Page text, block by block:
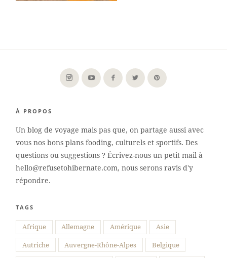
Suivre sur Instagram
À PROPOS
Un blog de voyage mais pas que, on partage aussi avec
vous nos bons plans fooding, culturels et sportifs. Des
questions ou suggestions ? Écrivez-nous un petit mail à
hello@refusetohibernate.com, nous serons ravis d'y
répondre.
TAGS
Afrique Allemagne Amérique Asie
Autriche Auvergne-Rhône-Alpes Belgique